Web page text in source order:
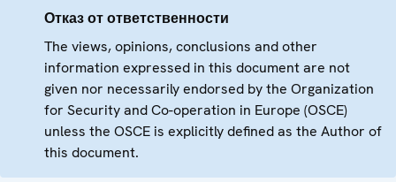
Отказ от ответственности
The views, opinions, conclusions and other
information expressed in this document are not
given nor necessarily endorsed by the Organization
for Security and Co-operation in Europe (OSCE)
unless the OSCE is explicitly defined as the Author of
this document.